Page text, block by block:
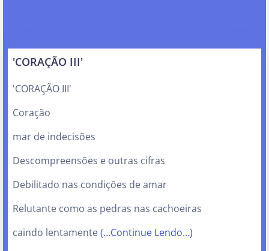
'CORAÇÃO III'
'CORAÇÃO III'
Coração
mar de indecisões
Descompreensões e outras cifras
Debilitado nas condições de amar
Relutante como as pedras nas cachoeiras
caindo lentamente(…Continue Lendo…)